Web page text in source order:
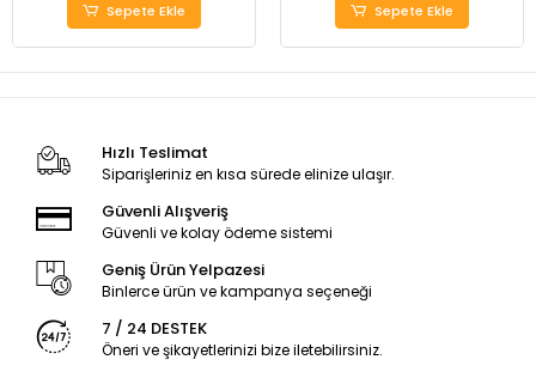
Sepete Ekle Sepete Ekle
Hızlı Teslimat
Siparişleriniz en kısa sürede elinize ulaşır.
Güvenli Alışveriş
Güvenli ve kolay ödeme sistemi
Geniş Ürün Yelpazesi
Binlerce ürün ve kampanya seçeneği
7 / 24 DESTEK
Öneri ve şikayetlerinizi bize iletebilirsiniz.